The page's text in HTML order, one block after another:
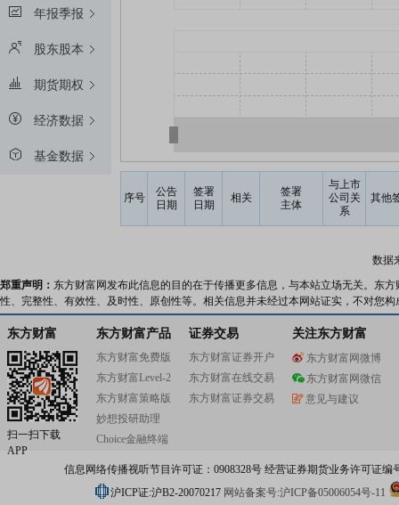
年报季报
股东股本
期货期权
经济数据
基金数据
序号
公告
日期
签署
日期
相关
签署
主体
与上市
公司关
系
其他
数据
郑重声明： 东方财富网发布此信息的目的在于传播更多信息，与本站立场无关。东
性、完整性、有效性、及时性、原创性等。相关信息并未经过本网站证实，不对您
东方财富
扫一扫下载
APP
东方财富产品
东方财富免费版
东方财富Level-2
东方财富策略版
妙想投研助理
Choice金融终端
证券交易
东方财富证券开户
东方财富在线交易
东方财富证券交易
关注东方财富
东方财富网微博
东方财富网微信
意见与建议
信息网络传播视听节目许可证：0908328号 经营证券期货业务许可证编
沪ICP证:沪B2-20070217 网站备案号:沪ICP备05006054号-11